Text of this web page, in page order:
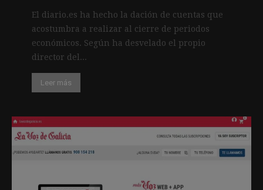
El diario.es ha hecho la dación de cuentas que
acostumbra a realizar al cierre de periodos
económicos. Según ha desvelado el propio
director del...
Leer más